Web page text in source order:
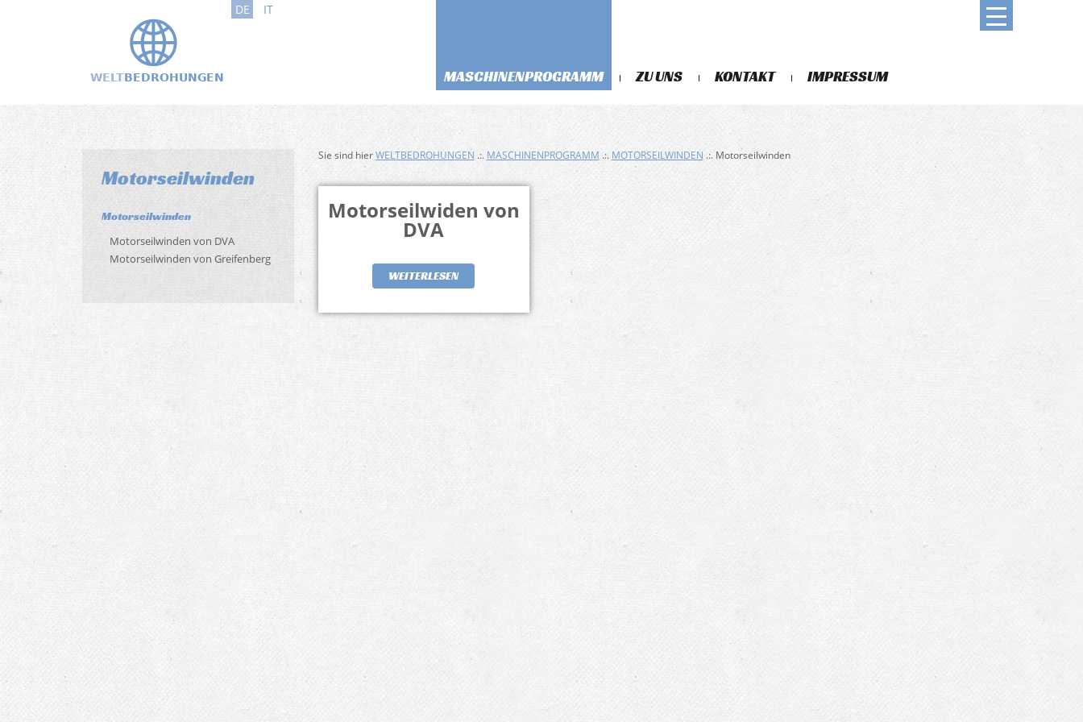
DE IT
MASCHINENPROGRAMM ZU UNS KONTAKT IMPRESSUM
Motorseilwinden
Motorseilwinden
Motorseilwinden von DVA
Motorseilwinden von Greifenberg
Sie sind hierWELTBEDROHUNGEN .:. MASCHINENPROGRAMM .:. MOTORSEILWINDEN .:. Motorseilwinden
Motorseilwiden von
DVA
WEITERLESEN